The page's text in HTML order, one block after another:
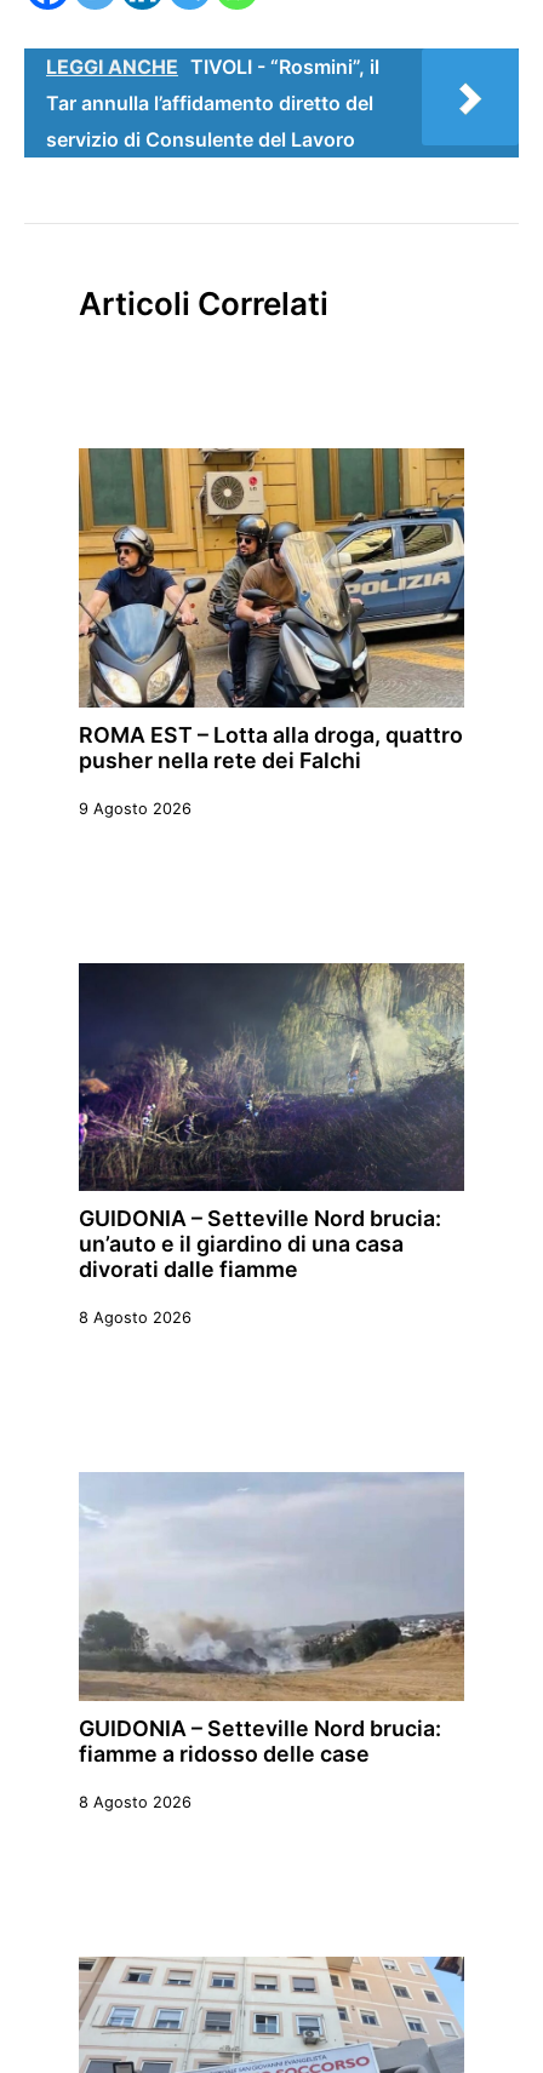
LEGGI ANCHE TIVOLI - “Rosmini”, il
Tar annulla l’affidamento diretto del
servizio di Consulente del Lavoro
Articoli Correlati
ROMA EST – Lotta alla droga, quattro
pusher nella rete dei Falchi
9 Agosto 2026
GUIDONIA – Setteville Nord brucia:
un’auto e il giardino di una casa
divorati dalle fiamme
8 Agosto 2026
GUIDONIA – Setteville Nord brucia:
fiamme a ridosso delle case
8 Agosto 2026